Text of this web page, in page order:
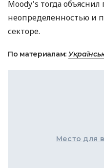
Moody's тогда
неопределенностью и
секторе.
По материалам:
Место для